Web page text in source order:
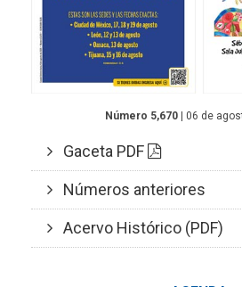
Número 5,670 | 06 de
Gaceta PDF
Números anteriores
Acervo Histórico (PDF)